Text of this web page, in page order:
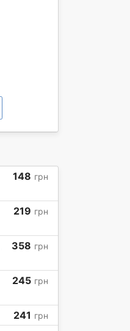
148 грн
219 грн
358 грн
245 грн
241 грн